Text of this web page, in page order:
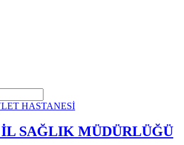
SAĞLIK MÜDÜRLÜĞÜ